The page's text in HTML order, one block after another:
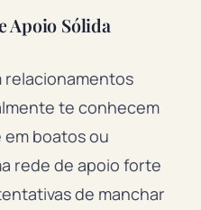
Apoio Sólida
relacionamentos
te conhecem
boatos ou
rede de apoio forte
de manchar